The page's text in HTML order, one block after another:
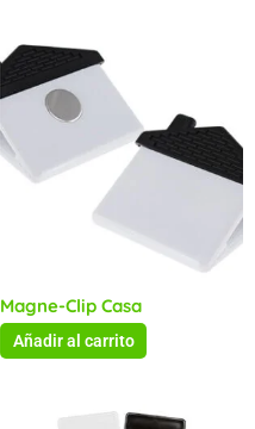
Magne-Clip Casa
Añadir al carrito